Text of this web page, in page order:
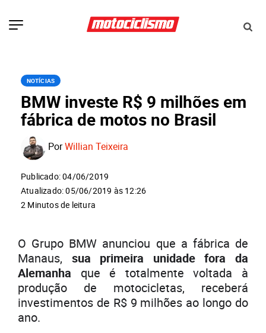
NOTÍCIAS
BMW investe R$ 9 milhões em
fábrica de motos no Brasil
PorWillian Teixeira
Publicado: 04/06/2019
Atualizado: 05/06/2019 às 12:26
2 Minutos de leitura
O Grupo BMW anunciou que a fábrica de
Manaus, sua primeira unidade fora da
Alemanha que é totalmente voltada à
produção de motocicletas, receberá
investimentos de R$ 9 milhões ao longo do
ano.